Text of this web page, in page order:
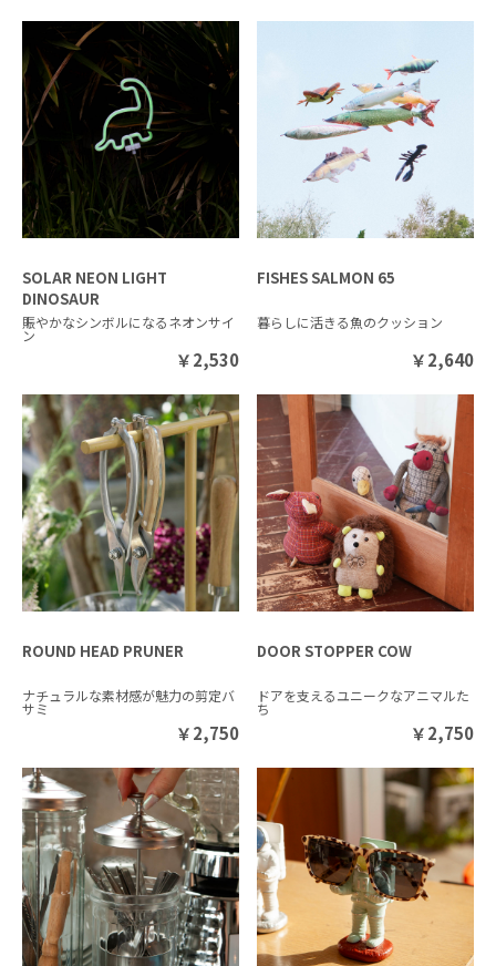
SOLAR NEON LIGHT
DINOSAUR
賑やかなシンボルになるネオンサイ
ン
￥2,530
FISHES SALMON 65
暮らしに活きる魚のクッション
￥2,640
ROUND HEAD PRUNER
ナチュラルな素材感が魅力の剪定バ
サミ
￥2,750
DOOR STOPPER COW
ドアを支えるユニークなアニマルた
ち
￥2,750